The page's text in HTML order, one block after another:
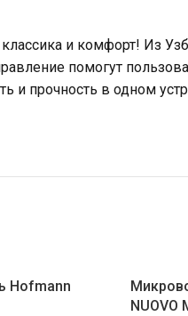
и комфорт! Из
помогут
и прочность в одном
Hofmann
NUOVO